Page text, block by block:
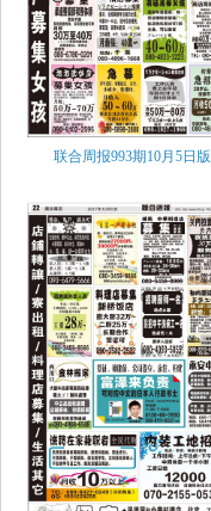
联合周报993期10月5日版